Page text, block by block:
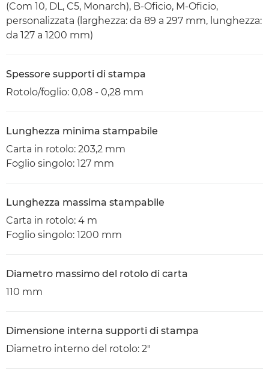
(Com 10, DL, C5, Monarch), B-Oficio, M-Oficio,
personalizzata (larghezza: da 89 a 297 mm, lunghezza:
da 127 a 1200 mm)
Spessore supporti di stampa
Rotolo/foglio: 0,08 - 0,28 mm
Lunghezza minima stampabile
Carta in rotolo: 203,2 mm
Foglio singolo: 127 mm
Lunghezza massima stampabile
Carta in rotolo: 4 m
Foglio singolo: 1200 mm
Diametro massimo del rotolo di carta
110 mm
Dimensione interna supporti di stampa
Diametro interno del rotolo: 2"